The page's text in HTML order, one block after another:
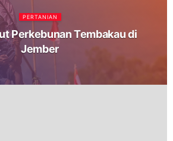
PERTANIAN
Perkebunan Tembakau di
Jember